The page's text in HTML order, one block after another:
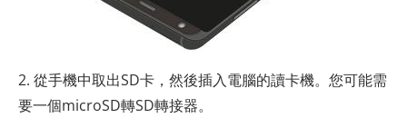
2. 從手機中取出SD卡，然後插入電腦的讀卡機。您可能需
要一個microSD轉SD轉接器。